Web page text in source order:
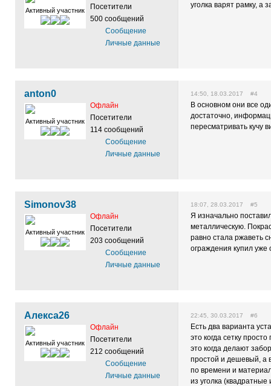
Активный участник
Посетители
500 сообщений
Сообщение
Личные данные
уголка варят рамку, а
anton0
Активный участник
Офлайн
Посетители
114 сообщений
Сообщение
Личные данные
14:50, 18.03.2017 #4
В основном они все
достаточно,
пересматривать кучу
Simonov38
Активный участник
Офлайн
Посетители
203 сообщений
Сообщение
Личные данные
18:07, 28.03.2017 #5
Я изначально
металлическую.
равно стала ржаветь
ограждения купил уже
Алекса26
Активный участник
Офлайн
Посетители
212 сообщений
Сообщение
Личные данные
22:45, 30.03.2017 #6
Есть два варианта
это когда сетку
это когда делают
простой и дешевый, а
по времени и
из уголка